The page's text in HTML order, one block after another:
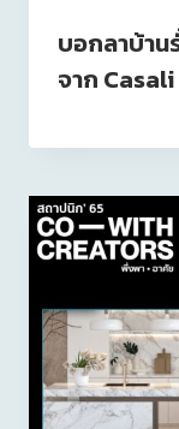
บอกลาบ้าน
จาก